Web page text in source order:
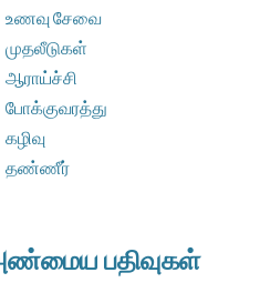
உணவு சேவை
முதலீடுகள்
ஆராய்ச்சி
போக்குவரத்து
கழிவு
தண்ணீர்
பதிவுகள்